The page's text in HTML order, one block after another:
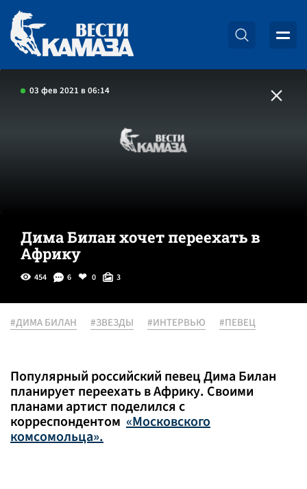
03 фев 2021 в 06:14
Дима Билан хочет переехать в
Африку
454 6 0 3
#ДИМА БИЛАН #ЗВЕЗДЫ #ИНТЕРВЬЮ #ПЕВЕЦ
Популярный российский певец Дима Билан
планирует переехать в Африку. Своими
планами артист поделился с
корреспондентом «Московского
комсомольца».